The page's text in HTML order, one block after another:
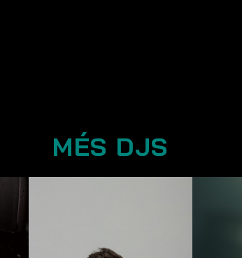
MÉS DJS